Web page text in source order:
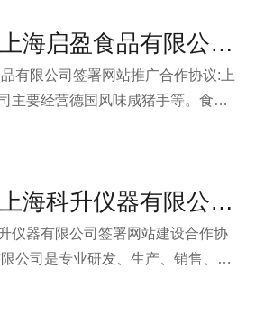
心，视策略为关键，深入企业自身
市场调研、策略创意到拍摄制作等
视制作的独到理解和强大的策划执
知名企业、品牌、建筑设计公司、
优天建站与上海启盈食品有限公司签署网站推广合作协议
有限公司签署网站推广合作协议:上
主要经营德国风味咸猪手等。食品
作工艺深受广大消费者的喜爱。为
，于2008年引进了先进的加工机器
产销经营模式。
优天建站与上海科升仪器有限公司签署网站建设合作协议
仪器有限公司签署网站建设合作协
公司是专业研发、生产、销售、教
综合性公司。主要生产循环水真空